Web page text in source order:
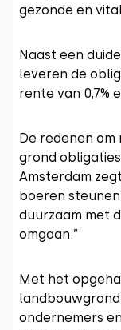
gezonde en
Naast een
leveren de
rente van 0,7%
De redenen om
grond
Amsterdam
boeren
duurzaam met
omgaan.”
Met het
ondernemers